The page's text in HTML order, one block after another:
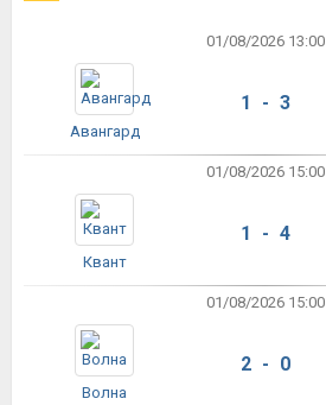
01/08/2026 13:00
Авангард
1 - 3
01/08/2026 15:00
Квант
1 - 4
01/08/2026 15:00
Волна
2 - 0